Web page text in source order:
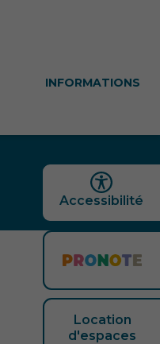
INFORMATIONS
Location
d'espaces
Accessibilité